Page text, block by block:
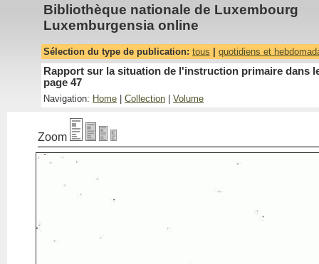
Bibliothèque nationale de Luxembourg
Luxemburgensia online
Sélection du type de publication: tous quotidiens et
Rapport sur la situation de l'instruction primaire dans
page 47
Navigation: Home Collection Volume
Zoom